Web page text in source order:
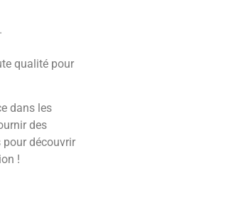
qualité pour
dans les
des
pour découvrir
!